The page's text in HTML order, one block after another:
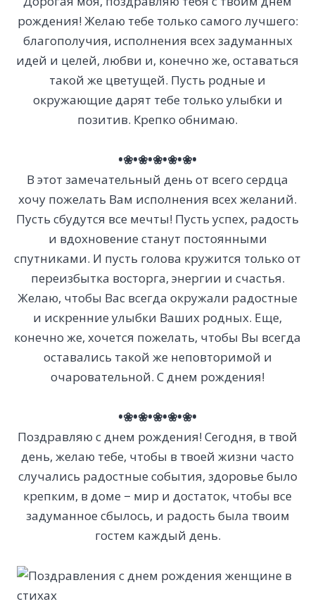
рождения! Желаю тебе только самого лучшего:
благополучия, исполнения всех задуманных
идей и целей, любви и, конечно же, оставаться
такой же цветущей. Пусть родные и
окружающие дарят тебе только улыбки и
позитив. Крепко обнимаю.
•❀•❀•❀•❀•❀•
В этот замечательный день от всего сердца
хочу пожелать Вам исполнения всех желаний.
Пусть сбудутся все мечты! Пусть успех, радость
и вдохновение станут постоянными
спутниками. И пусть голова кружится только от
переизбытка восторга, энергии и счастья.
Желаю, чтобы Вас всегда окружали радостные
и искренние улыбки Ваших родных. Еще,
конечно же, хочется пожелать, чтобы Вы всегда
оставались такой же неповторимой и
очаровательной. С днем рождения!
•❀•❀•❀•❀•❀•
Поздравляю с днем рождения! Сегодня, в твой
день, желаю тебе, чтобы в твоей жизни часто
случались радостные события, здоровье было
крепким, в доме − мир и достаток, чтобы все
задуманное сбылось, и радость была твоим
гостем каждый день.